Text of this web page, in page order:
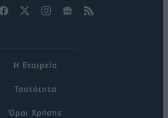
Η Εταιρεία
Ταυτότητα
Όροι Χρήσης